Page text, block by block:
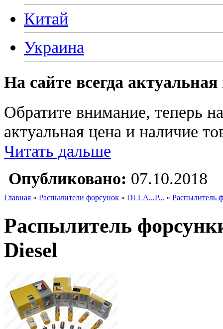
Китай
Украина
На сайте всегда
Обратите внимание, теперь
актуальная цена и наличие
Читать дальше
Опубликовано: 07.10.2018
Главная » Распылители форсунок » DLLA...P... » Распылитель
Распылитель
Diesel